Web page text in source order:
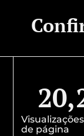
Visualizações
de página